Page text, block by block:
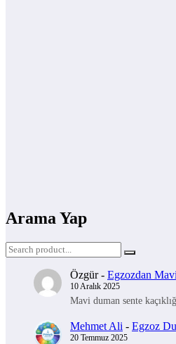
Arama Yap
Özgür- Egzozdan
10 Aralık 2025
Mavi duman sente
Mehmet Ali - Egzoz
20 Temmuz 2025